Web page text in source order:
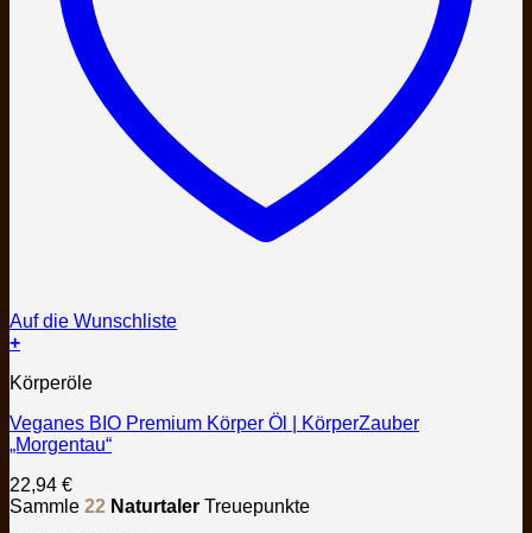
Auf die Wunschliste
+
Körperöle
Veganes BIO Premium Körper Öl | KörperZauber
„Morgentau“
22,94 €
Sammle 22 Naturtaler Treuepunkte